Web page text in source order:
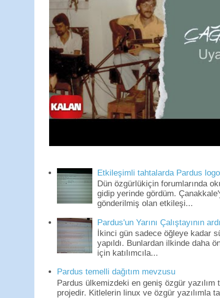
Etkileşimli tahtalarda Pardus
Dün özgürlükiçin forumlarında
gidip yerinde gördüm.
gönderilmiş olan etkileşi...
Pardus'un Yarını Çalıştayının
İkinci gün sadece öğleye kadar
yapıldı. Bunlardan ilkinde daha
için katılımcıla...
Pardus temelli dağıtım mevzusu
Pardus ülkemizdeki en geniş özgür
projedir. Kitlelerin linux ve özgür yazılımla